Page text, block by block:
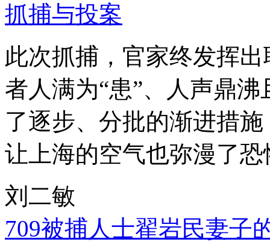
抓捕与投案
此次抓捕，官家终发挥
者人满为“患”、人声鼎
了逐步、分批的渐进措
让上海的空气也弥漫了
刘二敏
709被捕人士翟岩民妻子